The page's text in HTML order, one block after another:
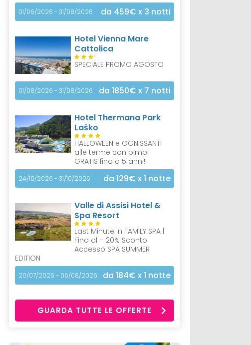
01/06/2026 - 31/08/2026 da 459€ x 3 notti
Hotel Vienna Mare
Cattolica
S
SPECIALE PROMO AGOSTO
01/08/2026 - 31/08/2026 da 1850€ x 7 notti
Hotel Thermana Park
Laško
HALLOWEEN e OGNISSANTI
alle terme con bimbi
GRATIS fino a 5 anni!
24/10/2026 - 31/10/2026 da 129€ x 1 notte
Valle di Assisi Hotel &
Spa Resort
Last Minute in FAMILY SPA |
Fino al – 20% Sconto
Accesso SPA SUMMER
EDITION
20/07/2026 - 06/08/2026 da 184€ x 1 notte
GUARDA TUTTE LE OFFERTE